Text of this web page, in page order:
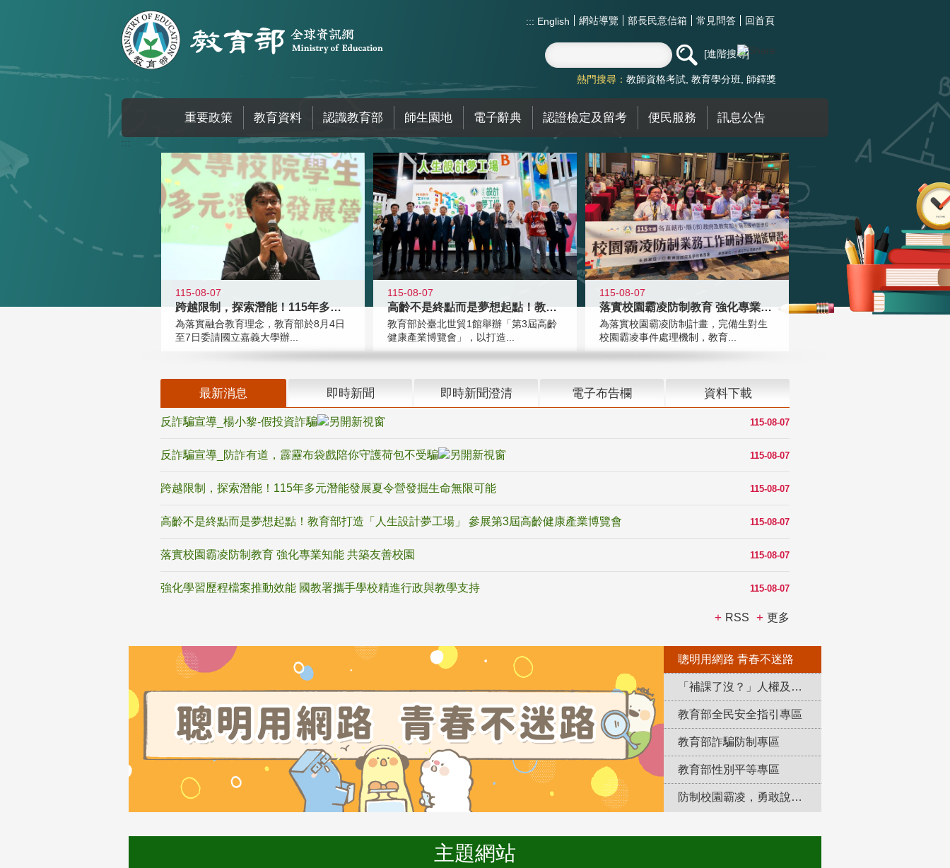
::: English 網站導覽 部長民意信箱 常見問答 回首頁
進階搜尋
熱門搜尋： 教師資格考試 教育學分班 師鐸獎
重要政策 教育資料 認識教育部 師生園地 電子辭典 認證檢定及留考 便民服務 訊息公告
:::
115-08-07
跨越限制，探索潛能！115年多元潛
為落實融合教育理念，教育部於8月4日
至7日委請國立嘉義大學辦...
115-08-07
高齡不是終點而是夢想起點！教育部打
教育部於臺北世貿1館舉辦「第3屆高齡
健康產業博覽會」，以打造...
115-08-07
落實校園霸凌防制教育 強化專業知能
為落實校園霸凌防制計畫，完備生對生
校園霸凌事件處理機制，教育...
最新消息 即時新聞 即時新聞澄清 電子布告欄 資料下載
115-08-07
反詐騙宣導_楊小黎-假投資詐騙
115-08-07
反詐騙宣導_防詐有道，霹靂布袋戲陪你守護荷包不受騙
115-08-07
跨越限制，探索潛能！115年多元潛能發展夏令營發掘生命無限可能
115-08-07
高齡不是終點而是夢想起點！教育部打造「人生設計夢工場」 參展第3屆高齡健康產業博覽會
115-08-07
落實校園霸凌防制教育 強化專業知能 共築友善校園
115-08-07
強化學習歷程檔案推動效能 國教署攜手學校精進行政與教學支持
RSS 更多
聰明用網路 青春不迷路
「補課了沒？」人權及轉型正義教育專區
教育部全民安全指引專區
教育部詐騙防制專區
教育部性別平等專區
防制校園霸凌，勇敢說出來！
主題網站